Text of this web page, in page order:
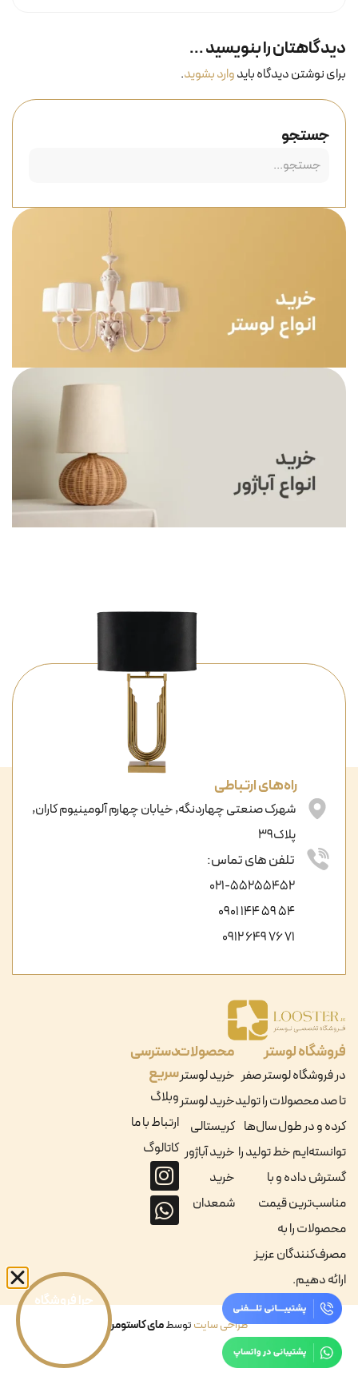
جستجو
دیدگاهتان را بنویسید ...
برای نوشتن دیدگاه بایدوارد بشوید.
فروشگاه لوستر
در فروشگاه لوستر صفر
تا صد محصولات را تولید
کرده و در طول سال‌ها
توانسته‌ایم خط تولید را
گسترش داده و با
مناسب‌ترین قیمت
محصولات را به
مصرف‌کنندگان عزیز
ارائه دهیم.
محصولات
خرید لوستر
خرید لوستر
کریستالی
خرید آباژور
خرید
شمعدان
دسترسی
سریع
وبلاگ
ارتباط با ما
کاتالوگ
راه‌های ارتباطی
شهرک صنعتی چهاردنگه, خیابان چهارم آلومینیوم کاران,
پلاک39
تلفن های تماس:
021-55255452
54 59 144 0901
71 76 649 0912
طراحی سایتتوسطمای کاستومر